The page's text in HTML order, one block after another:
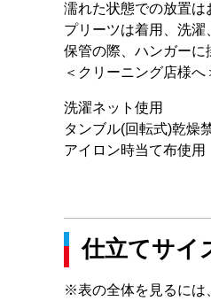
濡れた状態での放置は
プリーツは着用、洗
保管の際、ハンガーに
＜クリーニング店様
洗濯ネット使用
タンブル(回転式)乾燥
アイロン時当て布使用
仕立てサイ
※表の全体を見るには